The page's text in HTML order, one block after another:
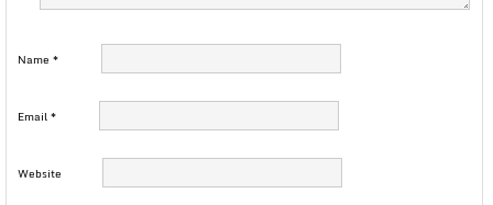
Name *
Email*
Website